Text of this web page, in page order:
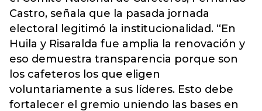
Castro, señala que la pasada jornada
electoral legitimó la institucionalidad. “En
Huila y Risaralda fue amplia la renovación y
eso demuestra transparencia porque son
los cafeteros los que eligen
voluntariamente a sus líderes. Esto debe
fortalecer el gremio uniendo las bases en